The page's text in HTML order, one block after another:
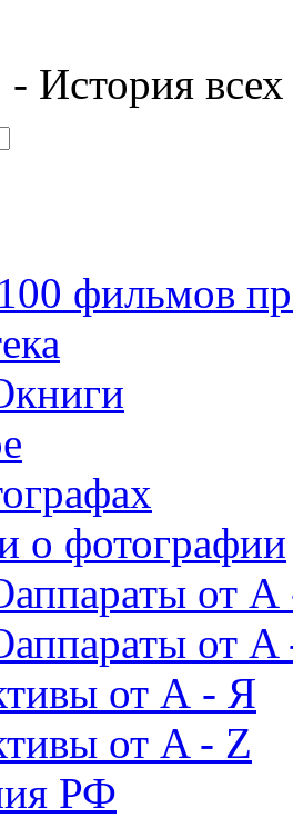
История
фильмов
о фотографии
от А
от A
от А - Я
от A - Z
РФ